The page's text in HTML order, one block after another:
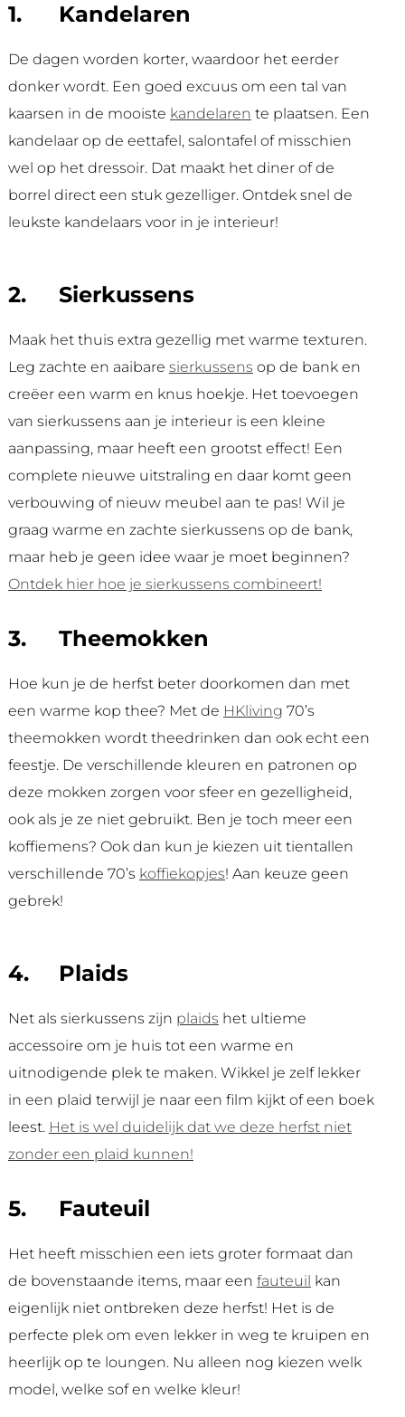
1. Kandelaren
De dagen worden korter, waardoor het eerder
donker wordt. Een goed excuus om een tal van
kaarsen in de mooiste kandelaren te plaatsen. Een
kandelaar op de eettafel, salontafel of misschien
wel op het dressoir. Dat maakt het diner of de
borrel direct een stuk gezelliger. Ontdek snel de
leukste kandelaars voor in je interieur!
2. Sierkussens
Maak het thuis extra gezellig met warme texturen.
Leg zachte en aaibare sierkussens op de bank en
creëer een warm en knus hoekje. Het toevoegen
van sierkussens aan je interieur is een kleine
aanpassing, maar heeft een grootst effect! Een
complete nieuwe uitstraling en daar komt geen
verbouwing of nieuw meubel aan te pas! Wil je
graag warme en zachte sierkussens op de bank,
maar heb je geen idee waar je moet beginnen?
Ontdek hier hoe je sierkussens combineert!
3. Theemokken
Hoe kun je de herfst beter doorkomen dan met
een warme kop thee? Met de HKliving 70’s
theemokken wordt theedrinken dan ook echt een
feestje. De verschillende kleuren en patronen op
deze mokken zorgen voor sfeer en gezelligheid,
ook als je ze niet gebruikt. Ben je toch meer een
koffiemens? Ook dan kun je kiezen uit tientallen
verschillende 70’s koffiekopjes! Aan keuze geen
gebrek!
4. Plaids
Net als sierkussens zijn plaids het ultieme
accessoire om je huis tot een warme en
uitnodigende plek te maken. Wikkel je zelf lekker
in een plaid terwijl je naar een film kijkt of een boek
leest. Het is wel duidelijk dat we deze herfst niet
zonder een plaid kunnen!
5. Fauteuil
Het heeft misschien een iets groter formaat dan
de bovenstaande items, maar een fauteuil kan
eigenlijk niet ontbreken deze herfst! Het is de
perfecte plek om even lekker in weg te kruipen en
heerlijk op te loungen. Nu alleen nog kiezen welk
model, welke sof en welke kleur!